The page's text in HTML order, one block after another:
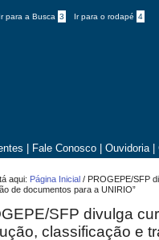
Ir para a Busca 3 Ir para o rodapé 4
Fale Conosco Ouvidoria
aqui: Página Inicial / PROGEPE/SFP
de documentos para a UNIRIO”
SFP divulga
classificação e